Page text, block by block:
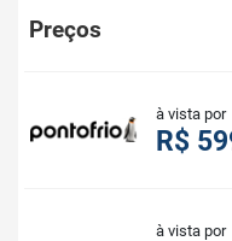
Preços
à vista por
R$
à vista por